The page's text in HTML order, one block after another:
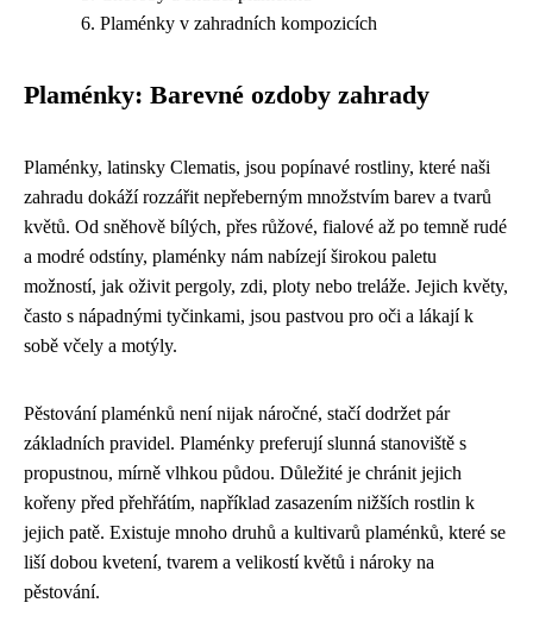
Plaménky v zahradních kompozicích
Plaménky: Barevné ozdoby zahrady
Plaménky, latinsky Clematis, jsou popínavé rostliny, které naši
zahradu dokáží rozzářit nepřeberným množstvím barev a tvarů
květů. Od sněhově bílých, přes růžové, fialové až po temně rudé
a modré odstíny, plaménky nám nabízejí širokou paletu
možností, jak oživit pergoly, zdi, ploty nebo treláže. Jejich květy,
často s nápadnými tyčinkami, jsou pastvou pro oči a lákají k
sobě včely a motýly.
Pěstování plaménků není nijak náročné, stačí dodržet pár
základních pravidel. Plaménky preferují slunná stanoviště s
propustnou, mírně vlhkou půdou. Důležité je chránit jejich
kořeny před přehřátím, například zasazením nižších rostlin k
jejich patě. Existuje mnoho druhů a kultivarů plaménků, které se
liší dobou kvetení, tvarem a velikostí květů i nároky na
pěstování.